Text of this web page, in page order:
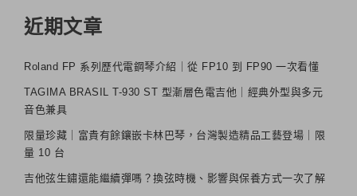
近期文章
Roland FP 系列歷代電鋼琴介紹｜從 FP10 到 FP90 一次看懂
TAGIMA BRASIL T-930 ST 型漸層色電吉他｜經典外型與多元
音色兼具
限量珍藏｜富貴有餘鑲嵌卡林巴琴，台灣製造精品工藝登場｜限
量 10 台
吉他弦生鏽還能繼續彈嗎？換弦時機、影響與保養方式一次了解